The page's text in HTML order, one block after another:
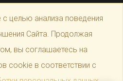
с целью анализа поведения
Сайта. Продолжая
вы соглашаетесь на
cookie в соответствии с